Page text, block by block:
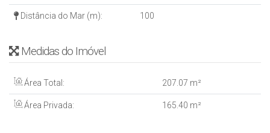
Distância do Mar (m): 100
Medidas do Imóvel
Área Total: 207.07 m²
Área Privada: 165.40 m²